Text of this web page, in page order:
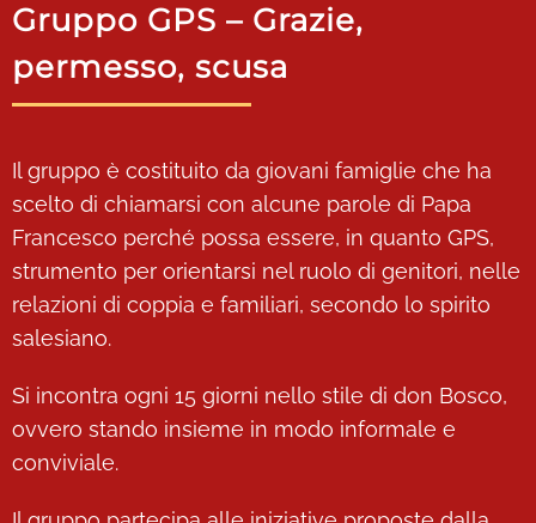
Gruppo GPS – Grazie,
permesso, scusa
Il gruppo è costituito da giovani famiglie che ha
scelto di chiamarsi con alcune parole di Papa
Francesco perché possa essere, in quanto GPS,
strumento per orientarsi nel ruolo di genitori, nelle
relazioni di coppia e familiari, secondo lo spirito
salesiano.
Si incontra ogni 15 giorni nello stile di don Bosco,
ovvero stando insieme in modo informale e
conviviale.